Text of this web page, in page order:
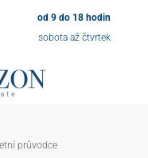
od 9 do 18 hodin
sobota až čtvrtek
průvodce